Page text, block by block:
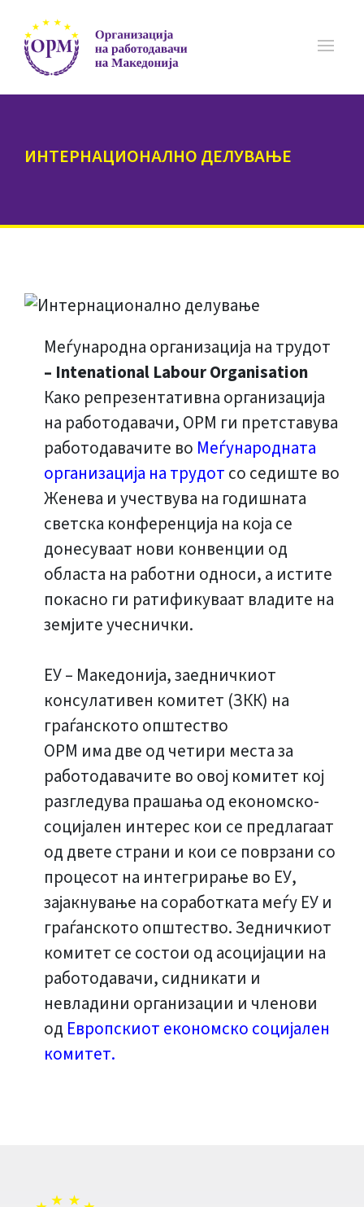
ИНТЕРНАЦИОНАЛНО ДЕЛУВАЊЕ
Меѓународна организација на трудот
– Intenational Labour Organisation
Како репрезентативна организација
на работодавачи, ОРМ ги претставува
работодавачите во Меѓународната
организација на трудот со седиште во
Женева и учествува на годишната
светска конференција на која се
донесуваат нови конвенции од
областа на работни односи, а истите
покасно ги ратификуваат владите на
земјите учеснички.
ЕУ – Македонија, заедничкиот
консулативен комитет (ЗКК) на
граѓанското општество
ОРМ има две од четири места за
работодавачите во овој комитет кој
разгледува прашања од економско-
социјален интерес кои се предлагаат
од двете страни и кои се поврзани со
процесот на интегрирање во ЕУ,
зајакнување на соработката меѓу ЕУ и
граѓанското општество. Зедничкиот
комитет се состои од асоцијации на
работодавачи, сидникати и
невладини организации и членови
од Европскиот економско социјален
комитет.